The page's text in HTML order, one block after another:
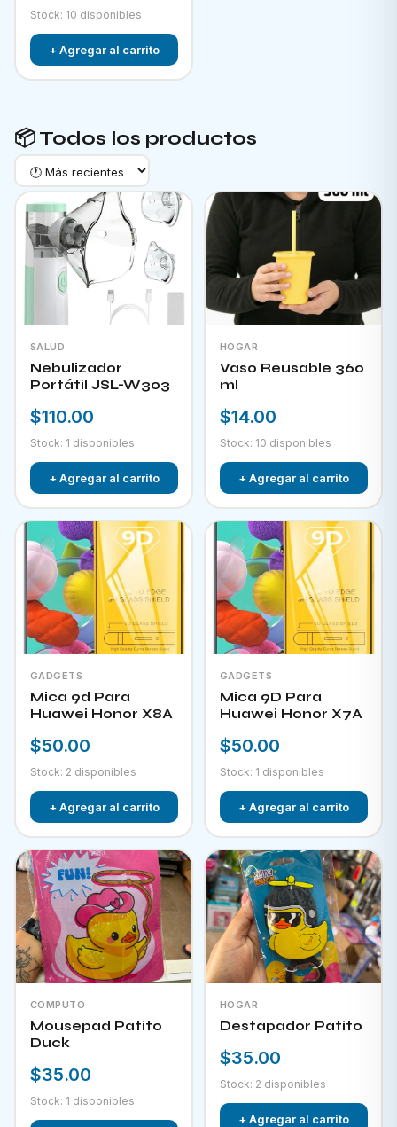
Stock: 10 disponibles
+ Agregar al carrito
📦 Todos los productos
SALUD
Nebulizador
Portátil JSL-W303
$110.00
Stock: 1 disponibles
+ Agregar al carrito
HOGAR
Vaso Reusable 360
ml
$14.00
Stock: 10 disponibles
+ Agregar al carrito
GADGETS
Mica 9d Para
Huawei Honor X8A
$50.00
Stock: 2 disponibles
+ Agregar al carrito
GADGETS
Mica 9D Para
Huawei Honor X7A
$50.00
Stock: 1 disponibles
+ Agregar al carrito
COMPUTO
Mousepad Patito
Duck
$35.00
Stock: 1 disponibles
HOGAR
Destapador Patito
$35.00
Stock: 2 disponibles
+ Agregar al carrito